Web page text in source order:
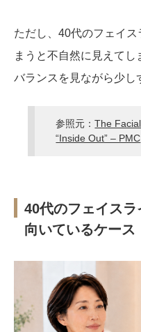
ただし、40代のフェイ
まうと不自然に見えて
バランスを見ながら少し
参照元：The
“Inside Out” – PMC
40代のフェイス
向いているケース